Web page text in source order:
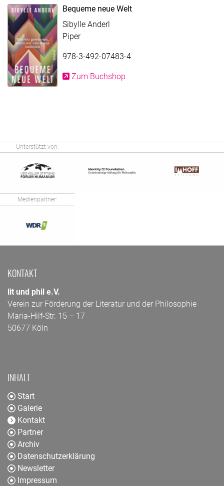
Bequeme neue Welt
Sibylle Anderl
Piper
978-3-492-07483-4
Zum Buchshop
Unterstützt von:
Medienpartner:
KONTAKT
lit und phil e.V.
Verein zur Förderung der Literatur und der Philosophie
Maria-Hilf-Str. 15 – 17
50677 Köln
INHALT
Start
Galerie
Kontakt
Partner
Archiv
Datenschutzerklärung
Newsletter
Impressum